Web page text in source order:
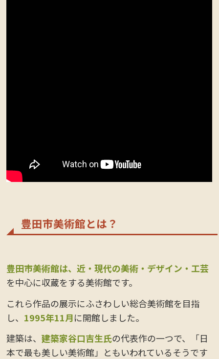
豊田市美術館とは？
豊田市美術館は、近・現代の美術・デザイン・工芸
を中心に収蔵をする美術館です。
これら作品の展示にふさわしい総合美術館を目指
し、 1995年11月に開館しました。
建築は、建築家谷口吉生氏の代表作の一つで、「日
本で最も美しい美術館」ともいわれているそうです